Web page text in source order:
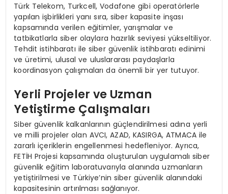
Türk Telekom, Turkcell, Vodafone gibi operatörlerle
yapılan işbirlikleri yanı sıra, siber kapasite inşası
kapsamında verilen eğitimler, yarışmalar ve
tatbikatlarla siber olaylara hazırlık seviyesi yükseltiliyor.
Tehdit istihbaratı ile siber güvenlik istihbaratı edinimi
ve üretimi, ulusal ve uluslararası paydaşlarla
koordinasyon çalışmaları da önemli bir yer tutuyor.
Yerli Projeler ve Uzman
Yetiştirme Çalışmaları
Siber güvenlik kalkanlarının güçlendirilmesi adına yerli
ve milli projeler olan AVCI, AZAD, KASIRGA, ATMACA ile
zararlı içeriklerin engellenmesi hedefleniyor. Ayrıca,
FETİH Projesi kapsamında oluşturulan uygulamalı siber
güvenlik eğitim laboratuvarıyla alanında uzmanların
yetiştirilmesi ve Türkiye’nin siber güvenlik alanındaki
kapasitesinin artırılması sağlanıyor.